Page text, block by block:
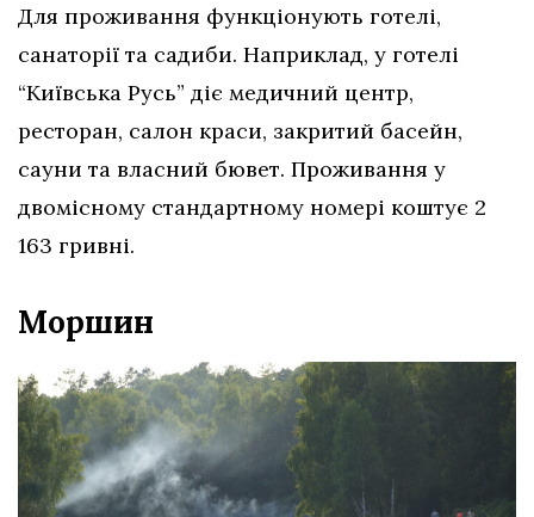
Для проживання функціонують готелі,
санаторії та садиби. Наприклад, у готелі
“Київська Русь” діє медичний центр,
ресторан, салон краси, закритий басейн,
сауни та власний бювет. Проживання у
двомісному стандартному номері коштує 2
163 гривні.
Моршин